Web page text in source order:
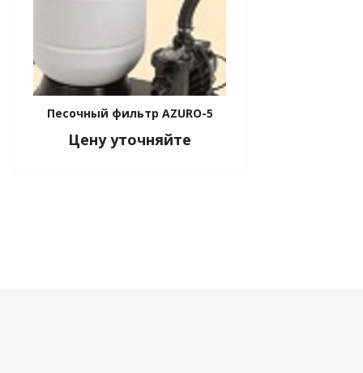
Песочный фильтр AZURO-5
Цену уточняйте